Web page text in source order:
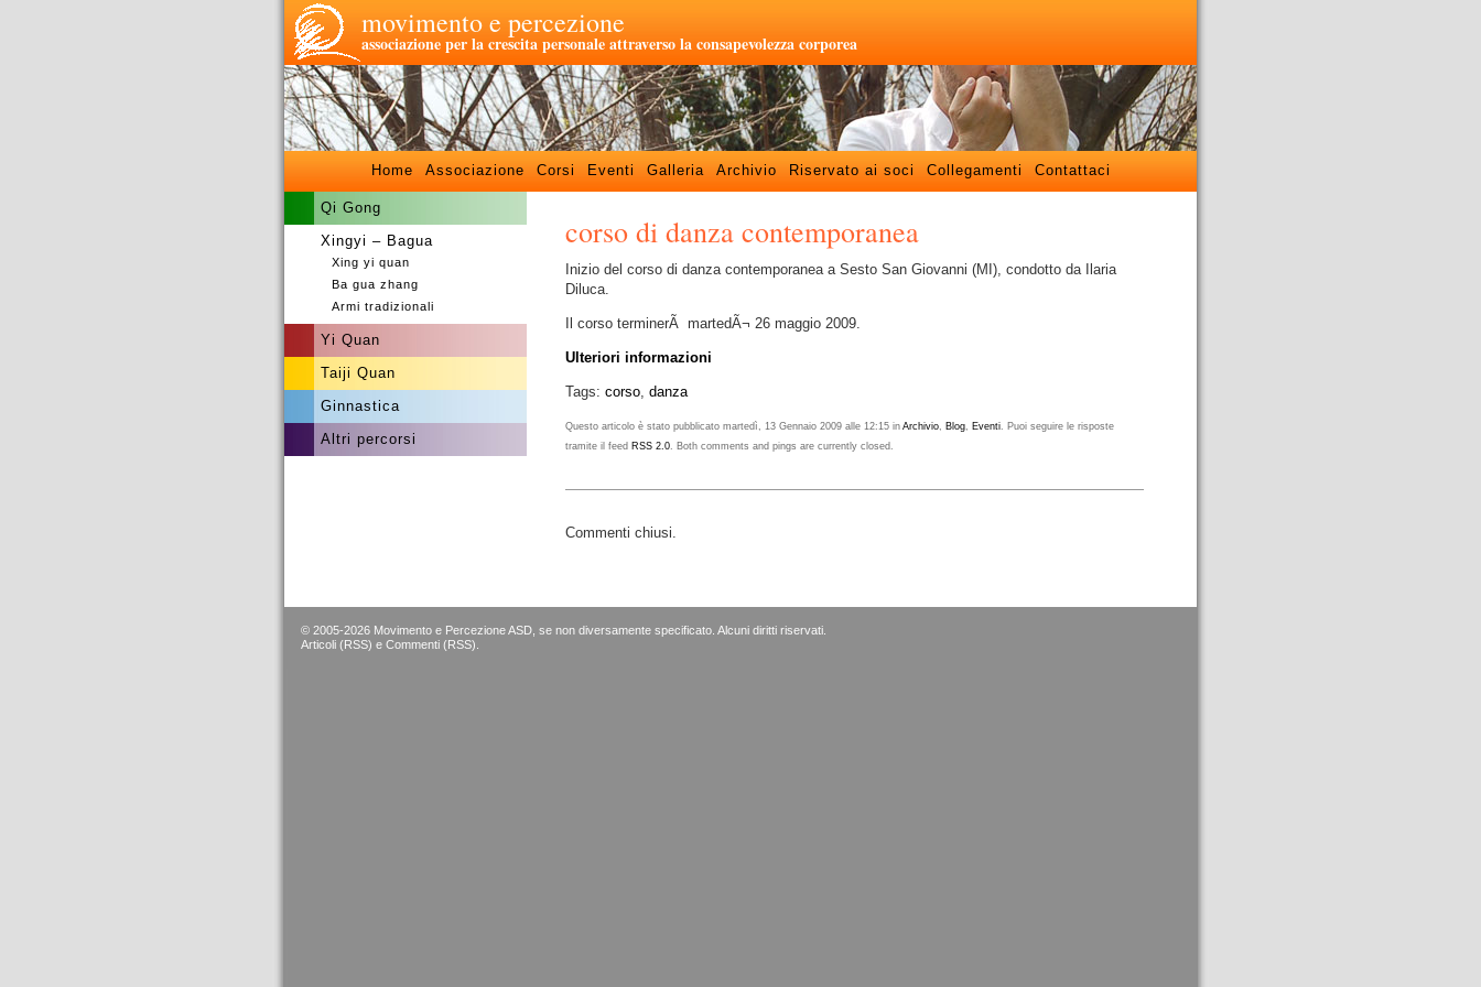
movimento e percezione
associazione per la crescita personale attraverso la consapevolezza corporea
Home Associazione Corsi Eventi Galleria Archivio Riservato ai soci Collegamenti Contattaci
Qi Gong
Xingyi – Bagua
Xing yi quan
Ba gua zhang
Armi tradizionali
Yi Quan
Taiji Quan
Ginnastica
Altri percorsi
corso di danza contemporanea
Inizio del corso di danza contemporanea a Sesto San Giovanni (MI), condotto da Ilaria
Diluca.
Il corso terminerÃ martedÃ¬ 26 maggio 2009.
Ulteriori informazioni
Tags: corso, danza
Questo articolo è stato pubblicato martedì, 13 Gennaio 2009 alle 12:15 in Archivio, Blog, Eventi. Puoi seguire le risposte
tramite il feed RSS 2.0. Both comments and pings are currently closed.
Commenti chiusi.
© 2005-2026 Movimento e Percezione ASD, se non diversamente specificato. Alcuni diritti riservati
Articoli (RSS) e Commenti (RSS)